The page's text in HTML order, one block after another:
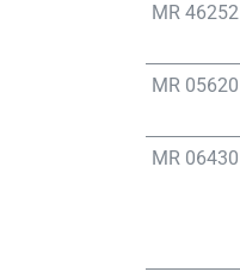
MR 46252
MR 05620
MR 06430